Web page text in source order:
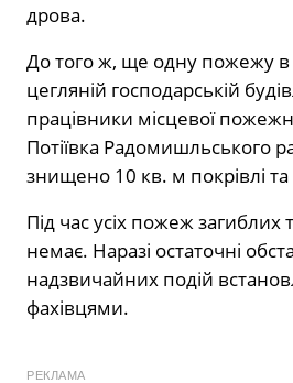
дрова.
До того ж, ще одну пожежу в
цегляній господарській
працівники місцевої
Потіївка Радомишльського
знищено 10 кв. м покрівлі
Під час усіх пожеж загиблих
немає. Наразі остаточні
надзвичайних подій
фахівцями.
РЕКЛАМА